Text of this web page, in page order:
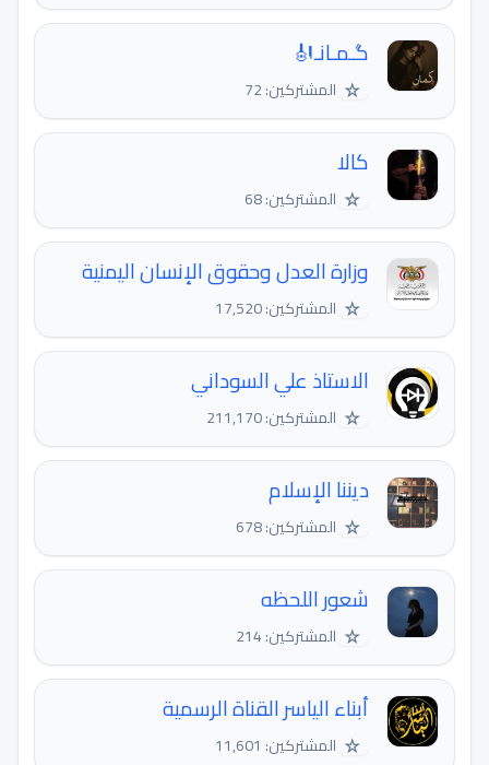
گـمـانـ🎻
☆ المشتركين: 72
كالا
☆ المشتركين: 68
وزارة العدل وحقوق الإنسان اليمنية
☆ المشتركين: 17,520
الاستاذ علي السوداني
☆ المشتركين: 211,170
ديننا الإسلام
☆ المشتركين: 678
شعور اللحظه
☆ المشتركين: 214
أبناء الياسر القناة الرسمية
☆ المشتركين: 11,601